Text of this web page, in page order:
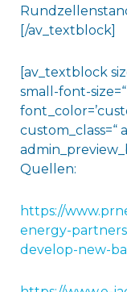
[/av_textblock]
[av_textblock
small-font-
custom_class=“
Quellen:
https://
energy-
develop-new-